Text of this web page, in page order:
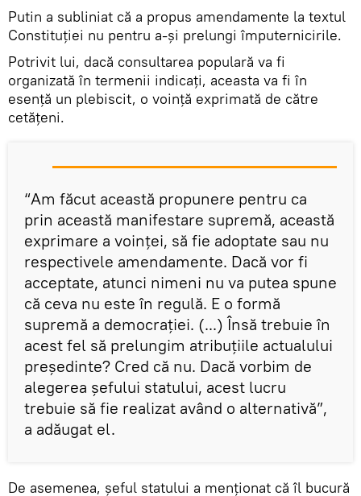
Putin a subliniat că a propus amendamente la textul
Constituției nu pentru a-și prelungi împuternicirile.
Potrivit lui, dacă consultarea populară va fi
organizată în termenii indicați, aceasta va fi în
esență un plebiscit, o voință exprimată de către
cetățeni.
“Am făcut această propunere pentru ca
prin această manifestare supremă, această
exprimare a voinței, să fie adoptate sau nu
respectivele amendamente. Dacă vor fi
acceptate, atunci nimeni nu va putea spune
că ceva nu este în regulă. E o formă
supremă a democrației. (...) Însă trebuie în
acest fel să prelungim atribuțiile actualului
președinte? Cred că nu. Dacă vorbim de
alegerea șefului statului, acest lucru
trebuie să fie realizat având o alternativă”,
a adăugat el.
De asemenea, șeful statului a menționat că îl bucură